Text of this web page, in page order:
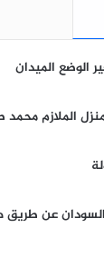
الوضع الميدان
الملازم
عن طريق